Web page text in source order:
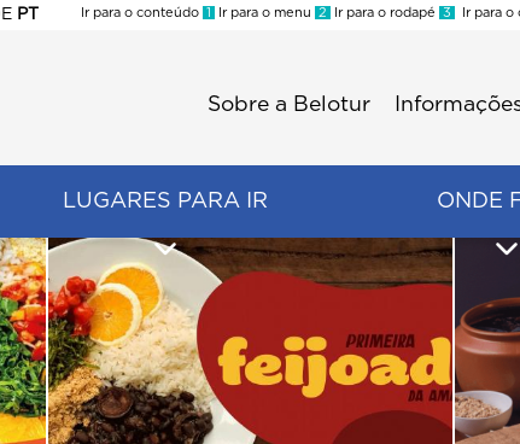
PT
Ir para o conteúdo 1 Ir para o menu 2 Ir para o rodapé 3 Ir para o
Sobre a Belotur
LUGARES PARA IR ONDE